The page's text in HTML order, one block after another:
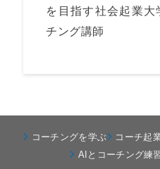
を目指す社会起業大
チング講師
コーチングを学ぶ コーチ起
AIとコーチング練